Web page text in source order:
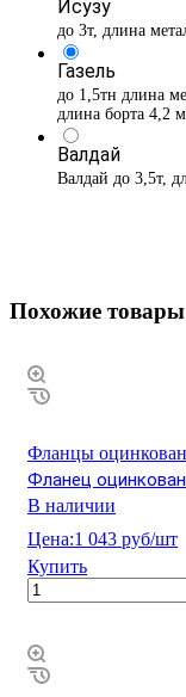
Исузу
до 3т, длина
Газель
до 1,5тн длина
длина борта 4,2
Валдай
Валдай до 3,5т,
Похожие товары
Фланцы
Фланец
В наличии
Цена:1 043 руб/шт
Купить